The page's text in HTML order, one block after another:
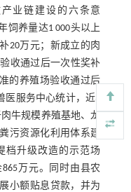
业链建设的六条意
饲养量达1 000头以上
20万元；新成立的肉
收通过后一次性奖补
的养殖场验收通过后
医服务中心统计，近3
牛规模养殖基地、龙
污资源化利用体系建
档升级改造的示范场
万元。同时由县农
小额贴息贷款，并为